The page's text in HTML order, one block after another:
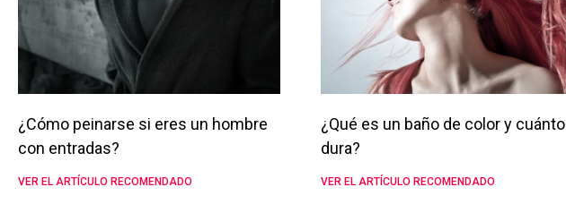
¿Cómo peinarse si eres un hombre
con entradas?
VER EL ARTÍCULO RECOMENDADO
¿Qué es un baño de color y cuánto
dura?
VER EL ARTÍCULO RECOMENDADO